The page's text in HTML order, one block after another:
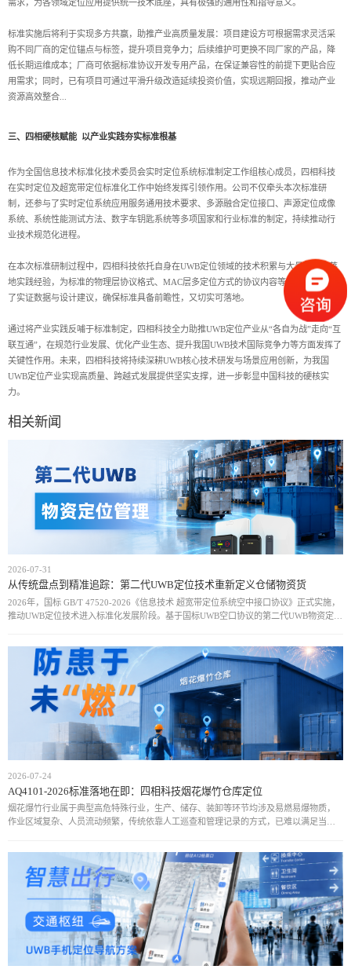
需求，为各领域定位应用提供统一技术底座，具有极强的通用性和指导意义。
标准实施后将利于实现多方共赢，助推产业高质量发展：项目建设方可根据需求灵活采
购不同厂商的定位锚点与标签，提升项目竞争力；后续维护可更换不同厂家的产品，降
低长期运维成本；厂商可依据标准协议开发专用产品，在保证兼容性的前提下更贴合应
用需求；同时，已有项目可通过平滑升级改造延续投资价值，实现远期回报，推动产业
资源高效整合...
三、四相硬核赋能 以产业实践夯实标准根基
作为全国信息技术标准化技术委员会实时定位系统标准制定工作组核心成员，四相科技
在实时定位及超宽带定位标准化工作中始终发挥引领作用。公司不仅牵头本次标准研
制，还参与了实时定位系统应用服务通用技术要求、多源融合定位接口、声源定位成像
系统、系统性能测试方法、数字车钥匙系统等多项国家和行业标准的制定，持续推动行
业技术规范化进程。
在本次标准研制过程中，四相科技依托自身在UWB定位领域的技术积累与大量跨行业落
地实践经验，为标准的物理层协议格式、MAC层多定位方式的协议内容等关键条款提供
了实证数据与设计建议，确保标准具备前瞻性，又切实可落地。
通过将产业实践反哺于标准制定，四相科技全力助推UWB定位产业从“各自为战”走向“互
联互通”，在规范行业发展、优化产业生态、提升我国UWB技术国际竞争力等方面发挥了
关键性作用。未来，四相科技将持续深耕UWB核心技术研发与场景应用创新，为我国
UWB定位产业实现高质量、跨越式发展提供坚实支撑，进一步彰显中国科技的硬核实
力。
相关新闻
2026-07-31
从传统盘点到精准追踪：第二代UWB定位技术重新定义仓储物资货
2026年，国标 GB/T 47520-2026《信息技术 超宽带定位系统空中接口协议》正式实施，
推动UWB定位技术进入标准化发展阶段。基于国标UWB空口协议的第二代UWB物资定位
2026-07-24
AQ4101-2026标准落地在即：四相科技烟花爆竹仓库定位
烟花爆竹行业属于典型高危特殊行业，生产、储存、装卸等环节均涉及易燃易爆物质，
作业区域复杂、人员流动频繁，传统依靠人工巡查和管理记录的方式，已难以满足当前